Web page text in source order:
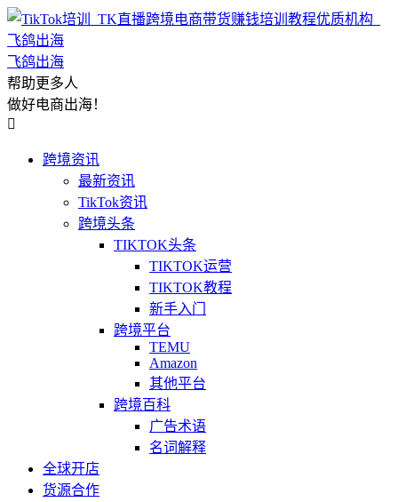
飞鸽出海
帮助更多人
做好电商出海！

跨境资讯
最新资讯
TikTok资讯
跨境头条
TIKTOK头条
TIKTOK运营
TIKTOK教程
新手入门
跨境平台
TEMU
Amazon
其他平台
跨境百科
广告术语
名词解释
全球开店
货源合作